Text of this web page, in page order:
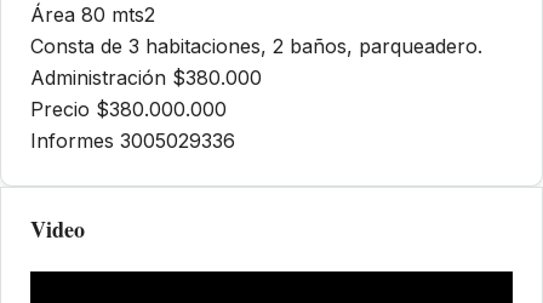
Área 80 mts2
Consta de 3 habitaciones, 2 baños, parqueadero.
Administración $380.000
Precio $380.000.000
Informes 3005029336
Video